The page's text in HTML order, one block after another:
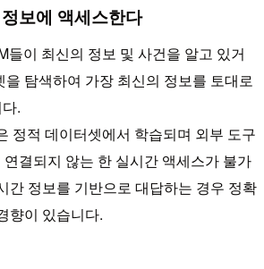
보에 액세스한다
들이 최신의 정보 및 사건을 알고 있거
탐색하여 가장 최신의 정보를 토대로
.
정적 데이터셋에서 학습되며 외부 도구
결되지 않는 한 실시간 액세스가 불가
간 정보를 기반으로 대답하는 경우 정확
향이 있습니다.